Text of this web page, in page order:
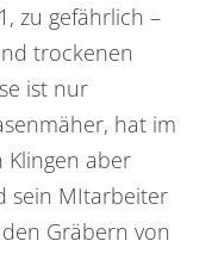
zu gefährlich –
trockenen
ist nur
hat im
aber
sein MItarbeiter
Gräbern von